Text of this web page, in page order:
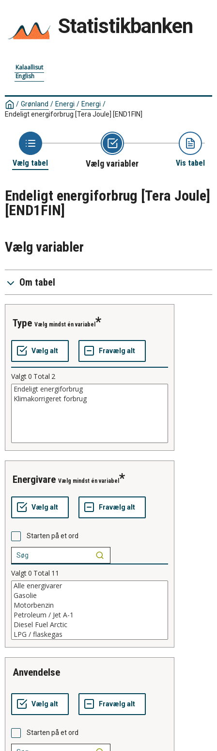
Statistikbanken
Kalaallisut
English
/ Grønland / Energi / Energi /
Endeligt energiforbrug [Tera Joule] [END1FIN]
Vælg tabel Vælg variabler Vis tabel
Endeligt energiforbrug [Tera Joule]
[END1FIN]
Vælg variabler
Om tabel
type Vælg mindst én variabel
Valgt0 Total 2
energivare Vælg mindst én variabel
Starten på et ord
Valgt0 Total 11
anvendelse
Starten på et ord